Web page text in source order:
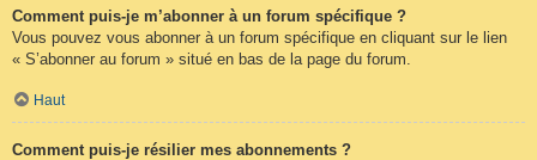
Comment puis-je m’abonner à un forum spécifique ?
Vous pouvez vous abonner à un forum spécifique en cliquant sur le lien
« S’abonner au forum » situé en bas de la page du forum.
Haut
Comment puis-je résilier mes abonnements ?